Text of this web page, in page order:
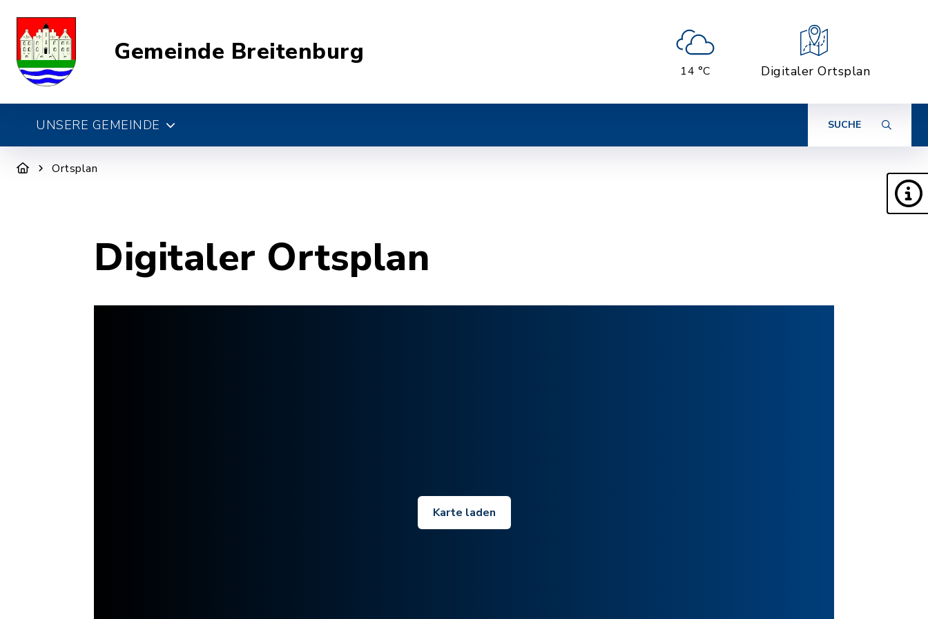
Gemeinde Breitenburg
14 °C Digitaler Ortsplan
UNSERE GEMEINDE SUCHE
Ortsplan
Digitaler Ortsplan
Karte laden